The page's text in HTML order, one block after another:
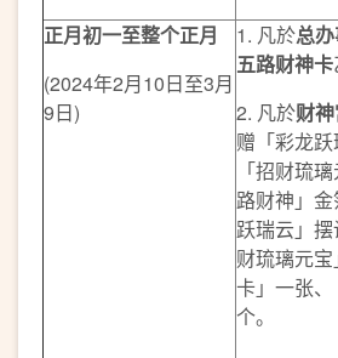
正月初一至整个正月
(2024年2月10日至3月
9日)
1. 凡於总
五路财神卡
2. 凡於财
赠「彩龙跃
「招财琉
路财神」
跃瑞云」
财琉璃元
卡」一张
个。